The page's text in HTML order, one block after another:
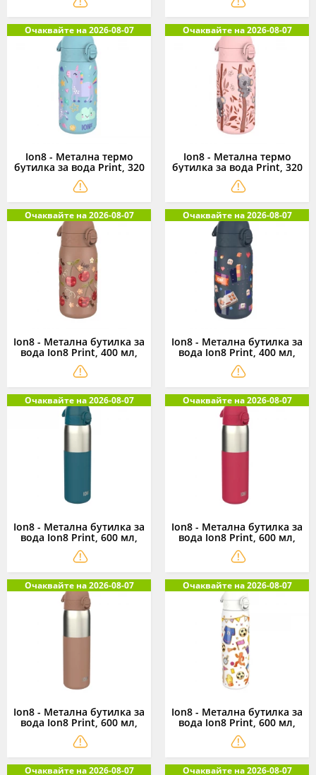
Очаквайте на 2026-08-07
Ion8 - Метална термо
бутилка за вода Print, 320
мл, еднорози, синя
Очаквайте на 2026-08-07
Ion8 - Метална термо
бутилка за вода Print, 320
мл, коали
Очаквайте на 2026-08-07
Ion8 - Метална бутилка за
вода Ion8 Print, 400 мл,
череши
Очаквайте на 2026-08-07
Ion8 - Метална бутилка за
вода Ion8 Print, 400 мл,
геймър
Очаквайте на 2026-08-07
Ion8 - Метална бутилка за
вода Ion8 Print, 600 мл,
тъмно зелен
Очаквайте на 2026-08-07
Ion8 - Метална бутилка за
вода Ion8 Print, 600 мл,
магента
Очаквайте на 2026-08-07
Ion8 - Метална бутилка за
вода Ion8 Print, 600 мл,
мока
Очаквайте на 2026-08-07
Ion8 - Метална бутилка за
вода Ion8 Print, 600 мл,
футбол
Очаквайте на 2026-08-07 Очаквайте на 2026-08-07